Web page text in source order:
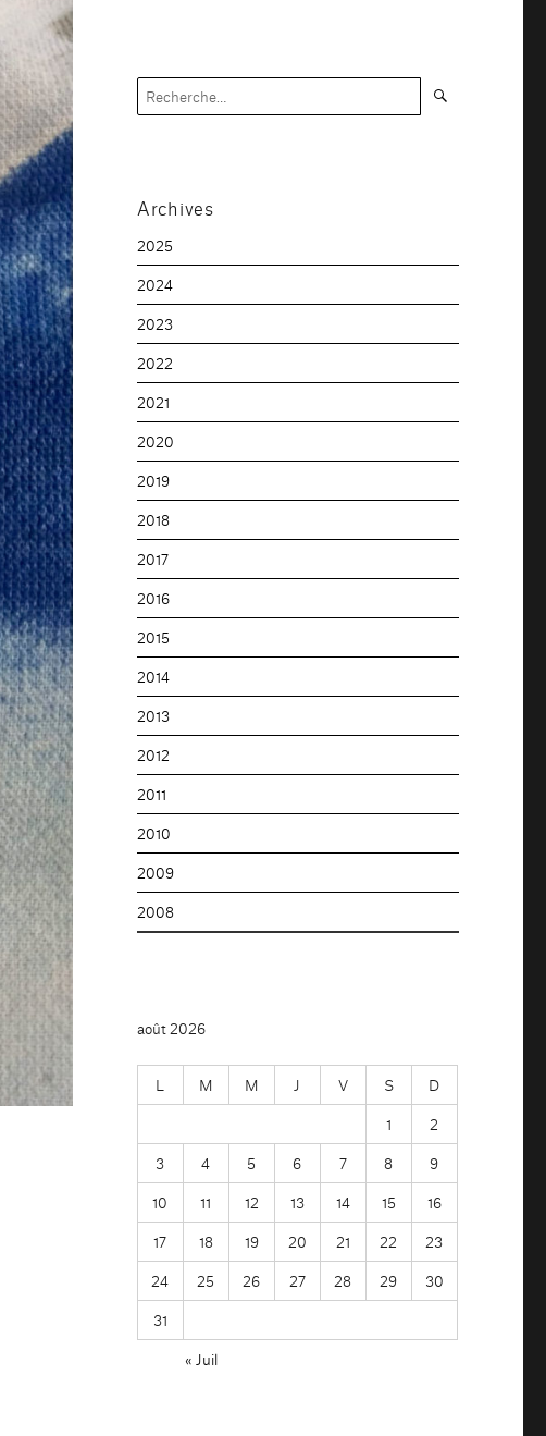
Recherche
pour :
Archives
2025
2024
2023
2022
2021
2020
2019
2018
2017
2016
2015
2014
2013
2012
2011
2010
2009
2008
août 2026
L M M J V S
D
1
2
3
4 5 6 7 8
9
10
11 12 13 14 15
16
17
18 19 20 21 22
23
24
25 26 27 28 29
30
31
« Juil